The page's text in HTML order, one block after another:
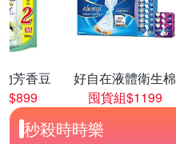
芳香豆
$899
好自在液體衛生棉
囤貨組$1199
秒殺時時樂